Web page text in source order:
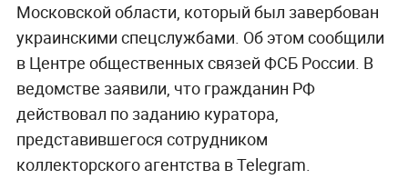
Московской области, который был завербован
украинскими спецслужбами. Об этом сообщили
в Центре общественных связей ФСБ России. В
ведомстве заявили, что гражданин РФ
действовал по заданию куратора,
представившегося сотрудником
коллекторского агентства в Telegram.